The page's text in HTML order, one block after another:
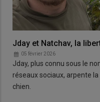
Jday et Natchav, la
05 février 2026
Jday, plus connu sous le
réseaux sociaux, arpente
chien.